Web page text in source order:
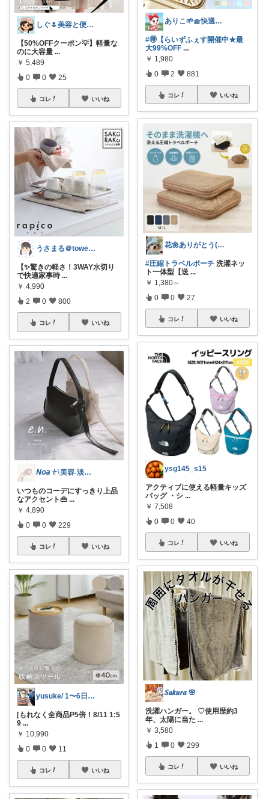
しぐ🌷美容と便利な小物🍀
【50%OFFクーポン💡】軽量な
のに大容量 ...
￥ 5,489
0 0 25
コレ いいね
うさまる＠tower愛好家
【✨驚きの軽さ！3WAY水切り
で快適家事時 ...
￥ 4,990
2 0 800
コレ いいね
𝘕𝘰𝘢 𓍯美容˖淡色˖グレージュ
いつものコーデにすっきり上品
なアクセント👜 ...
￥ 4,890
0 0 229
コレ いいね
yusuke/ 1〜6日購入感謝♫
[もれなく全商品P5倍！8/11 1:5
9 ...
￥ 10,990
0 0 11
コレ いいね
ありこ🌱🧺快適な暮らし雑貨🌻
#🉐【らいずふぇす開催中★最
大99%OFF ...
￥ 1,980
0 2 881
コレ いいね
花🌼ありがとう(*･ω･)*_ _)ﾍ
#圧縮トラベルポーチ 洗濯ネッ
ト一体型【送 ...
￥ 1,380～
0 0 27
コレ いいね
ysg145_s15
アクティブに使える軽量キッズ
バッグ ・シ ...
￥ 7,508
0 0 40
コレ いいね
𝑺𝒂𝒌𝒖𝒓𝒂 🌸
洗濯ハンガー。 ♡使用歴約3
年、太陽に当た ...
￥ 3,580
1 0 299
コレ いいね